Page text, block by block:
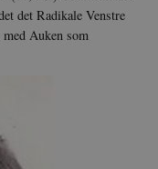
det Radikale Venstre
Auken som